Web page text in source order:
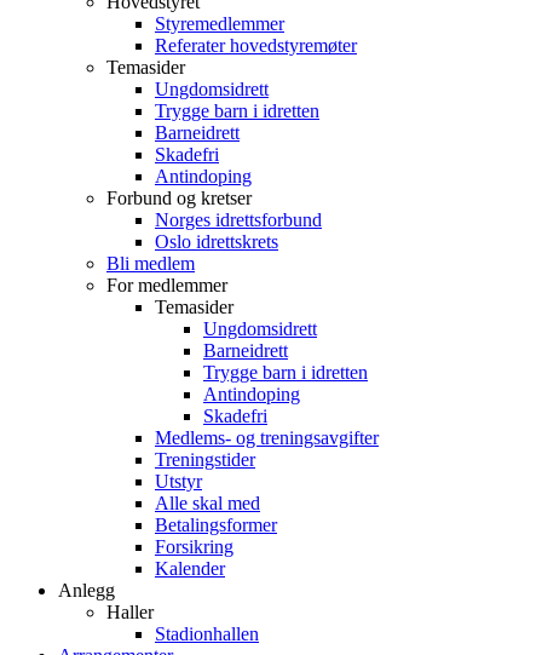
Styremedlemmer
Referater hovedstyremøter
Temasider
Ungdomsidrett
Trygge barn i idretten
Barneidrett
Skadefri
Antindoping
Forbund og kretser
Norges idrettsforbund
Oslo idrettskrets
Bli medlem
For medlemmer
Temasider
Ungdomsidrett
Barneidrett
Trygge barn i idretten
Antindoping
Skadefri
Medlems- og treningsavgifter
Treningstider
Utstyr
Alle skal med
Betalingsformer
Forsikring
Kalender
Anlegg
Haller
Stadionhallen